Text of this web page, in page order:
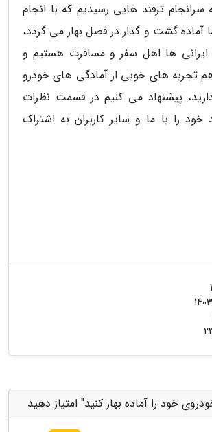
ترفند هایی رسیدیم که با انجام
آماده گشت و گذار در فصل بهار می گردد،
ایرانی ها اهل سفر و مسافرت هستیم و
تجربه های خوبی از آمادگی های خودرو
پیشنهاد می کنیم در قسمت نظرات
را با ما و سایر کاربران به اشتراک
خود را آماده بهار کنید" امتیاز دهید